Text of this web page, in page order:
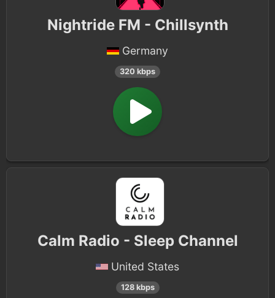
Nightride FM - Chillsynth
Germany
320 kbps
Calm Radio - Sleep Channel
United States
128 kbps